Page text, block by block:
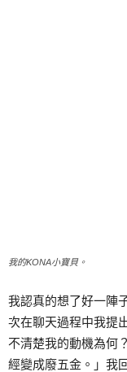
我的KONA小寶貝。
我認真的想了好一陣
次在聊天過程中我提
不清楚我的動機為何
經變成廢五金。」我